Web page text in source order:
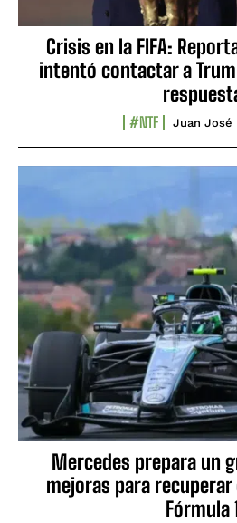
Crisis en la FIFA:
intentó contactar a
#NTF Juan José
Mercedes prepara un
mejoras para
Fórmula